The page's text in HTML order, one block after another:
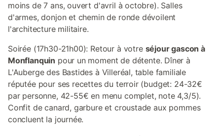
moins de 7 ans, ouvert d'avril à octobre). Salles
d'armes, donjon et chemin de ronde dévoilent
l'architecture militaire.
Soirée (17h30-21h00): Retour à votre séjour gascon à
Monflanquin pour un moment de détente. Dîner à
L'Auberge des Bastides à Villeréal, table familiale
réputée pour ses recettes du terroir (budget: 24-32€
par personne, 42-55€ en menu complet, note 4,3/5).
Confit de canard, garbure et croustade aux pommes
concluent la journée.